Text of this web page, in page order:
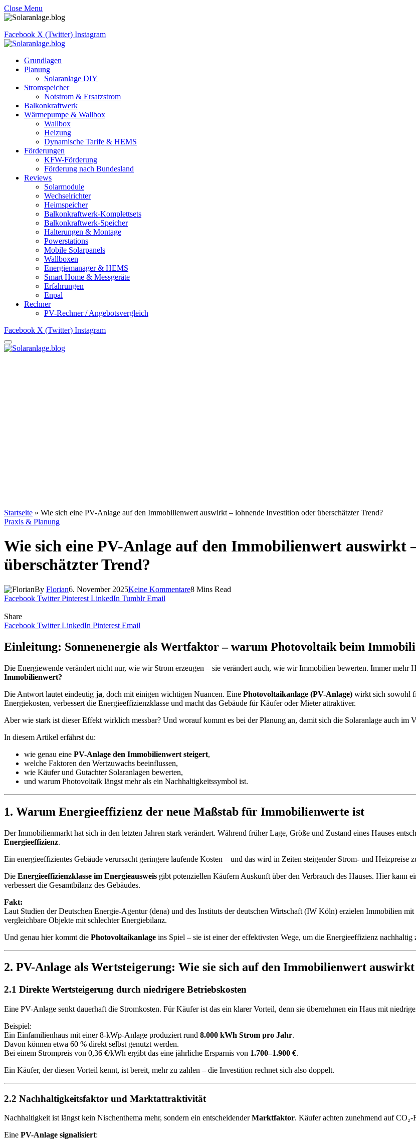
Close Menu
Facebook X (Twitter) Instagram
Grundlagen
Planung
Solaranlage DIY
Stromspeicher
Notstrom & Ersatzstrom
Balkonkraftwerk
Wärmepumpe & Wallbox
Wallbox
Heizung
Dynamische Tarife & HEMS
Förderungen
KFW-Förderung
Förderung nach Bundesland
Reviews
Solarmodule
Wechselrichter
Heimspeicher
Balkonkraftwerk-Komplettsets
Balkonkraftwerk-Speicher
Halterungen & Montage
Powerstations
Mobile Solarpanels
Wallboxen
Energiemanager & HEMS
Smart Home & Messgeräte
Erfahrungen
Enpal
Rechner
PV-Rechner / Angebotsvergleich
Facebook X (Twitter) Instagram
Startseite » Wie sich eine PV-Anlage auf den Immobilienwert auswirkt – lohnende Investition oder überschätzter Trend?
Praxis & Planung
Wie sich eine PV-Anlage auf den Immobilienwert auswirkt
überschätzter Trend?
By Florian6. November 2025Keine Kommentare8 Mins Read
Facebook Twitter Pinterest LinkedIn Tumblr Email
Share
Facebook Twitter LinkedIn Pinterest Email
Einleitung: Sonnenenergie als Wertfaktor – warum Photovoltaik beim
Die Energiewende verändert nicht nur, wie wir Strom erzeugen – sie verändert auch, wie wir Immobilien bewerten. Immer mehr
Immobilienwert?
Die Antwort lautet eindeutig ja, doch mit einigen wichtigen Nuancen. Eine Photovoltaikanlage (PV-Anlage) wirkt sich sowohl
Energiekosten, verbessert die Energieeffizienzklasse und macht das Gebäude für Käufer oder Mieter attraktiver.
Aber wie stark ist dieser Effekt wirklich messbar? Und worauf kommt es bei der Planung an, damit sich die Solaranlage auch im
In diesem Artikel erfährst du:
wie genau eine PV-Anlage den Immobilienwert steigert,
welche Faktoren den Wertzuwachs beeinflussen,
wie Käufer und Gutachter Solaranlagen bewerten,
und warum Photovoltaik längst mehr als ein Nachhaltigkeitssymbol ist.
1. Warum Energieeffizienz der neue Maßstab für Immobilienwerte ist
Der Immobilienmarkt hat sich in den letzten Jahren stark verändert. Während früher Lage, Größe und Zustand eines Hauses
Energieeffizienz.
Ein energieeffizientes Gebäude verursacht geringere laufende Kosten – und das wird in Zeiten steigender Strom- und Heizpreise
Die Energieeffizienzklasse im Energieausweis gibt potenziellen Käufern Auskunft über den Verbrauch des Hauses. Hier kann
verbessert die Gesamtbilanz des Gebäudes.
Fakt:
Laut Studien der Deutschen Energie-Agentur (dena) und des Instituts der deutschen Wirtschaft (IW Köln) erzielen Immobilien
vergleichbare Objekte mit schlechter Energiebilanz.
Und genau hier kommt die Photovoltaikanlage ins Spiel – sie ist einer der effektivsten Wege, um die Energieeffizienz nachhaltig
2. PV-Anlage als Wertsteigerung: Wie sie sich auf den Immobilienwert auswirkt
2.1 Direkte Wertsteigerung durch niedrigere Betriebskosten
Eine PV-Anlage senkt dauerhaft die Stromkosten. Für Käufer ist das ein klarer Vorteil, denn sie übernehmen ein Haus mit
Beispiel:
Ein Einfamilienhaus mit einer 8-kWp-Anlage produziert rund 8.000 kWh Strom pro Jahr.
Davon können etwa 60 % direkt selbst genutzt werden.
Bei einem Strompreis von 0,36 €/kWh ergibt das eine jährliche Ersparnis von 1.700–1.900 €.
Ein Käufer, der diesen Vorteil kennt, ist bereit, mehr zu zahlen – die Investition rechnet sich also doppelt.
2.2 Nachhaltigkeitsfaktor und Marktattraktivität
Nachhaltigkeit ist längst kein Nischenthema mehr, sondern ein entscheidenderMarktfaktor. Käufer achten zunehmend auf
Eine PV-Anlage signalisiert: